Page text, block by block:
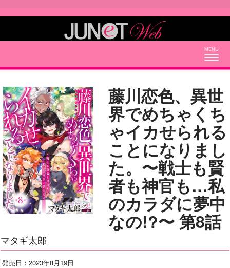
藤川恋色、異世
界でめちゃくち
ゃイカせられる
ことになりまし
た。〜戦士も賢
者も神官も…私
のカラダに夢中
なの!?〜 第8話
マタギ太郎
発売日：2023年8月19日